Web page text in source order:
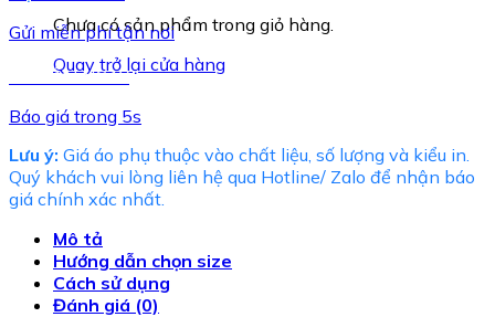
Chưa có sản phẩm trong giỏ hàng.
Quay trở lại cửa hàng
Gửi miễn phí tận nơi
TƯ VẤN NGAY
Báo giá trong 5s
Lưu ý: Giá áo phụ thuộc vào chất liệu, số lượng và kiểu in.
Quý khách vui lòng liên hệ qua Hotline/ Zalo để nhận báo
giá chính xác nhất.
Mô tả
Hướng dẫn chọn size
Cách sử dụng
Đánh giá (0)